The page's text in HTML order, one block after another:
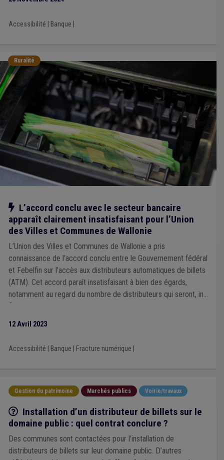
Accessibilité Banque
Ruralité
Notre action
L’accord conclu avec le secteur bancaire
apparaît clairement insatisfaisant pour l’Union
des Villes et Communes de Wallonie
L’Union des Villes et Communes de Wallonie a pris
connaissance de l’accord conclu entre le Gouvernement fédéral
et Febelfin sur l’accès aux distributeurs automatiques de billets
(ATM). Cet accord paraît insatisfaisant à bien des égards,
notamment au regard du nombre de distributeurs qui seront, in
fine, disponibles sur le territoire.
12 Avril 2023
Accessibilité Banque Fracture numérique
Gestion du patrimoine Marchés publics Voirie/travaux
Q/R
Installation d’un distributeur de billets sur le
domaine public : quel contrat conclure ?
Des communes sont contactées pour l’installation de
distributeurs de billets sur leur domaine public. D’autres